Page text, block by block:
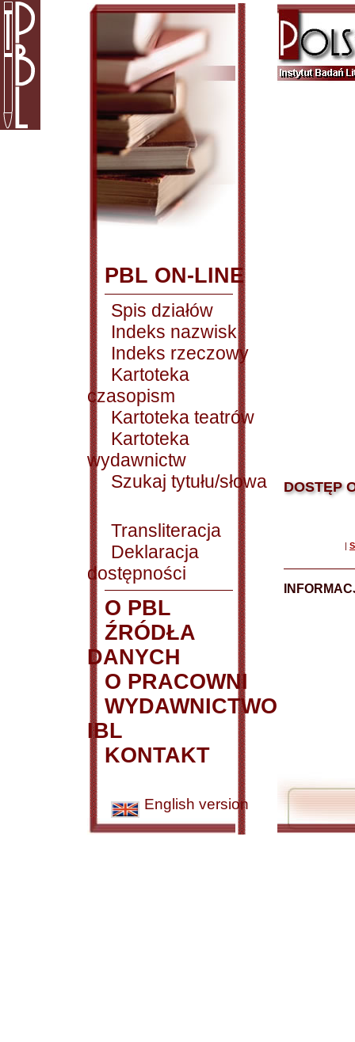
PBL ON-LINE
Spis działów
Indeks nazwisk
Indeks rzeczowy
Kartoteka
czasopism
Kartoteka teatrów
Kartoteka
wydawnictw
Szukaj tytułu/słowa
Transliteracja
Deklaracja
dostępności
O PBL
ŹRÓDŁA
DANYCH
O PRACOWNI
WYDAWNICTWO
IBL
KONTAKT
English version
DOSTĘP
|